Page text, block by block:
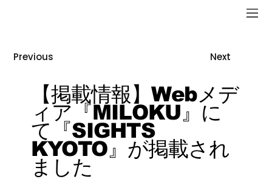
Previous Next
【掲載情報】Webメデ
ィア『MILOKU』に
て『SIGHTS
KYOTO』が掲載され
ました